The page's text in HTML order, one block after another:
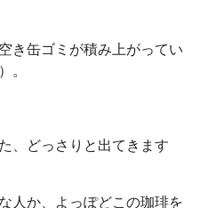
き缶ゴミが積み上がってい
。
、どっさりと出てきます
人か、よっぽどこの珈琲を